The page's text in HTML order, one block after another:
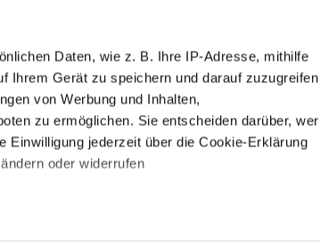
Daten, wie z. B. Ihre IP-Adresse, mithilfe
Ihrem Gerät zu speichern und darauf zuzugreifen
von Werbung und Inhalten,
zu ermöglichen. Sie entscheiden darüber, wer
Einwilligung jederzeit über die Cookie-Erklärung
oder widerrufen
SHOP
Outdoor Skitouren Wandern